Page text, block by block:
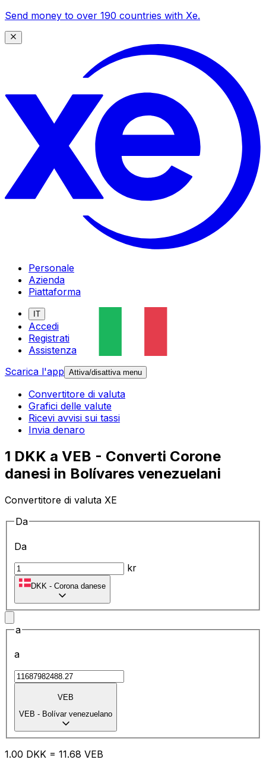
Send money to over 190 countries with Xe.
Personale
Azienda
Piattaforma
IT
Accedi
Registrati
Assistenza
Scarica l'app Attiva/disattiva menu
Convertitore di valuta
Grafici delle valute
Ricevi avvisi sui tassi
Invia denaro
1 DKK a VEB - Converti Corone
danesi in Bolívares venezuelani
Convertitore di valuta XE
Da
Da
kr
DKK - Corona danese
a
a
VEB
VEB - Bolívar venezuelano
1.00 DKK = 11.68 VEB